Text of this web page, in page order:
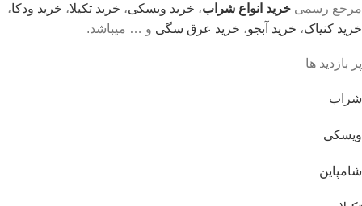
مرجع رسمی خرید انواع شراب، خرید ویسکی، خرید تکیلا، خرید ودکا،
خرید کنیاک، خرید آبجو، خرید عرق سگی و … میباشد.
پر بازدید ها
شراب
ویسکی
شامپاین